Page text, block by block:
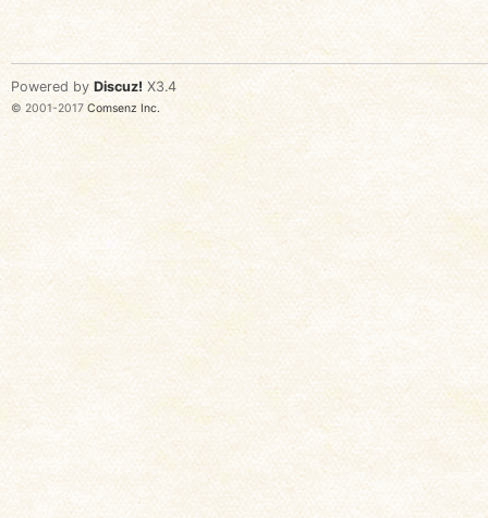
Powered by Discuz! X3.4
© 2001-2017 Comsenz Inc.